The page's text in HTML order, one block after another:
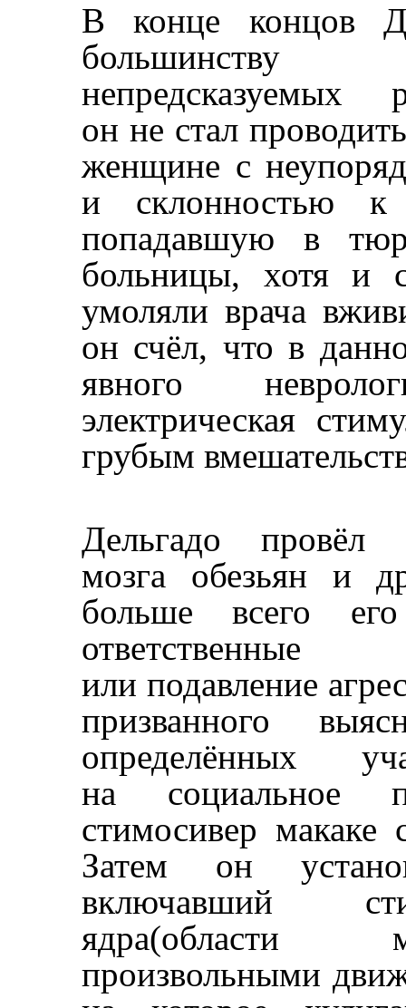
Вконце концов
большинству
он не стал
женщине с
и склонностью к
попадавшую в
больницы, хотя и
умоляли врача
он счёл, что в
явного
электрическая
грубым
Дельгадо провёл
мозга обезьян и
больше всего его
или подавление
призванного
определённых
на социальное
стимосивер макаке
Затем он
включавший
ядра(области
произвольными